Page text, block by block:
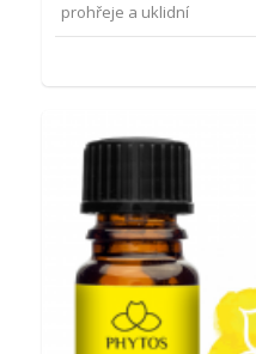
prohřeje a uklidní